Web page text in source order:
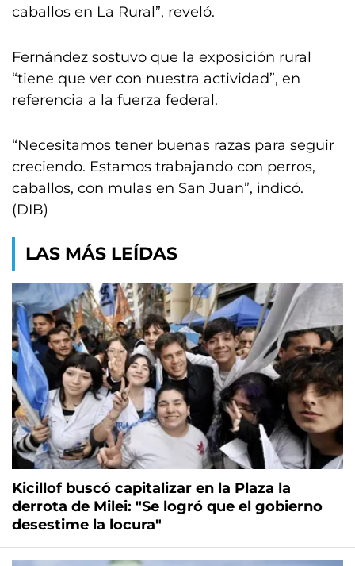
caballos en La Rural”, reveló.
Fernández sostuvo que la exposición rural
“tiene que ver con nuestra actividad”, en
referencia a la fuerza federal.
“Necesitamos tener buenas razas para seguir
creciendo. Estamos trabajando con perros,
caballos, con mulas en San Juan”, indicó.
(DIB)
LAS MÁS LEÍDAS
Kicillof buscó capitalizar en la Plaza la
derrota de Milei: "Se logró que el gobierno
desestime la locura"